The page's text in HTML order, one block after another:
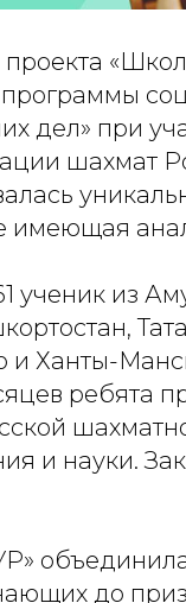
проекта
дел» при
шахмат
имеющая
ученик из
и Ханты-
ребята
и науки.
объединила
до